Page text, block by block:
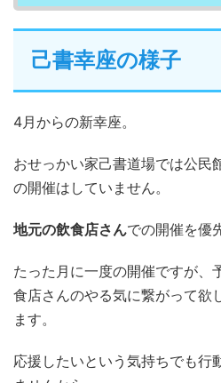
己書幸座の様子
4月からの新幸座。
おせっかい家己書道場では公民
の開催はしていません。
地元の飲食店さんでの開催を優
たった月に一度の開催ですが、
食店さんのやる気に繋がって欲
ます。
応援したいという気持ちでも行